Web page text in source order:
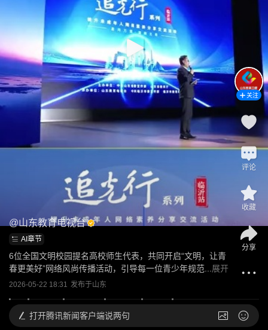
@山东教育电视台
AI章节
6位全国文明校园提名高校师生代表，共同开启“文明，让青
春更美好”网络风尚传播活动，引导每一位青少年规范... 展开
2026-05-22 18:31 发布于山东
关注
评论
收藏
分享
打开腾讯新闻客户端说两句